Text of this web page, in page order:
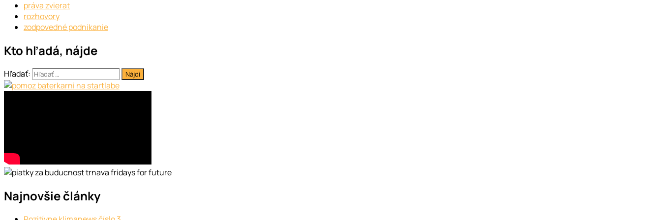
práva zvierat
rozhovory
zodpovedné podnikanie
Kto hľadá, nájde
Hľadať:
Najnovšie články